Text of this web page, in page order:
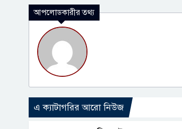
আপলোডকারীর তথ্য
এ ক্যাটাগরির আরো নিউজ